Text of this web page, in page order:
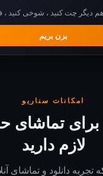
، شوخی کنید ، فیلم ببنید
سناریو
حرفه‌ای
دارید
و تماشای آنلاین شما را